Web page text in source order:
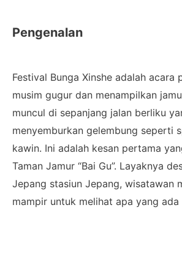
Pengenalan
Festival Bunga Xinshe adalah acara
musim gugur dan menampilkan
muncul di sepanjang jalan berliku
menyemburkan gelembung seperti
kawin. Ini adalah kesan pertama
Taman Jamur “Bai Gu”. Layaknya
Jepang stasiun Jepang, wisatawan
mampir untuk melihat apa yang ada